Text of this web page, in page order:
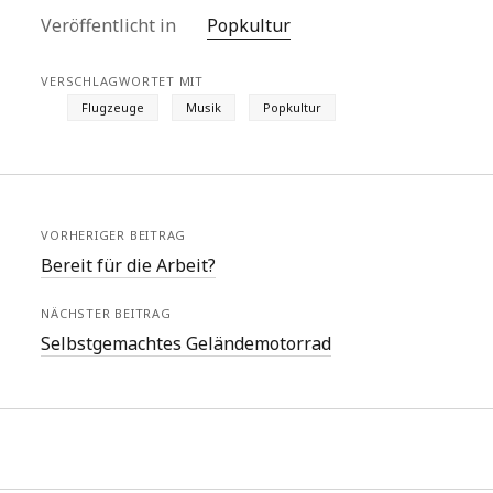
Veröffentlicht in Popkultur
VERSCHLAGWORTET MIT
Flugzeuge
Musik Popkultur
VORHERIGER BEITRAG
Bereit für die Arbeit?
NÄCHSTER BEITRAG
Selbstgemachtes Geländemotorrad